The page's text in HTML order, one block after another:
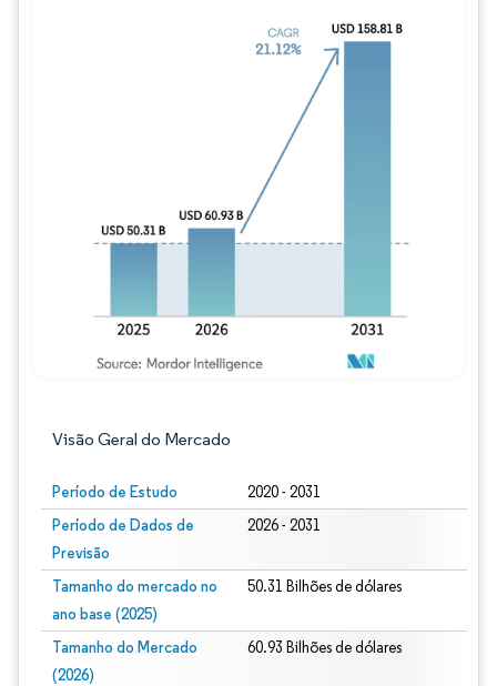
Visão Geral do Mercado
Período de Estudo 2020 - 2031
Período de Dados de
Previsão
2026 - 2031
Tamanho do mercado no
ano base (2025)
50.31 Bilhões de dólares
Tamanho do Mercado
(2026)
60.93 Bilhões de dólares
Imagem © Mordor Intelligence. O reuso